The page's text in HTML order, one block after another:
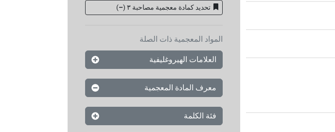
تحديد كمادة معجمية مصاحبة ۳ –
)
المواد المعجمية ذات الصلة
العلامات الهيروغليفية
معرف المادة المعجمية
فئة الكلمة